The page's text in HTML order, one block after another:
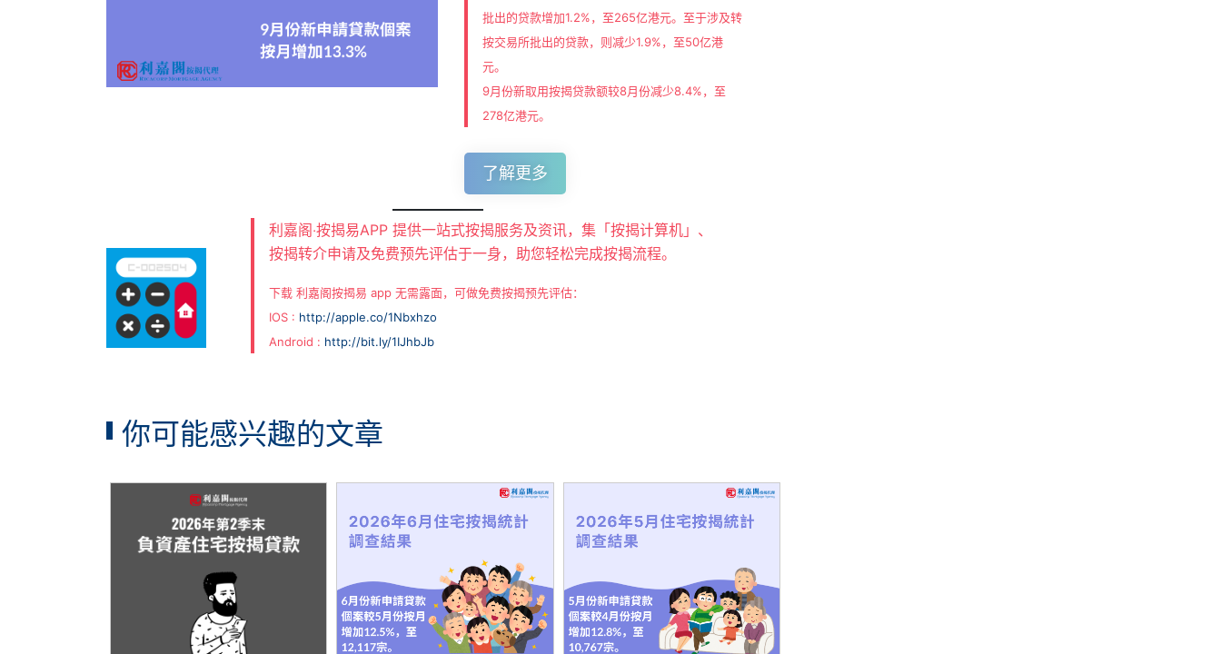
批出的贷款增加1.2%，至265亿港元。至于涉及转
按交易所批出的贷款，则减少1.9%，至50亿港
元。
9月份新取用按揭贷款额较8月份减少8.4%，至
278亿港元。
了解更多
利嘉阁‧按揭易APP 提供一站式按揭服务及资讯，集「按揭计算机」、
按揭转介申请及免费预先评估于一身，助您轻松完成按揭流程。
下载 利嘉阁按揭易 app 无需露面，可做免费按揭预先评估：
IOS : http://apple.co/1Nbxhzo
Android : http://bit.ly/1IJhbJb
你可能感兴趣的文章